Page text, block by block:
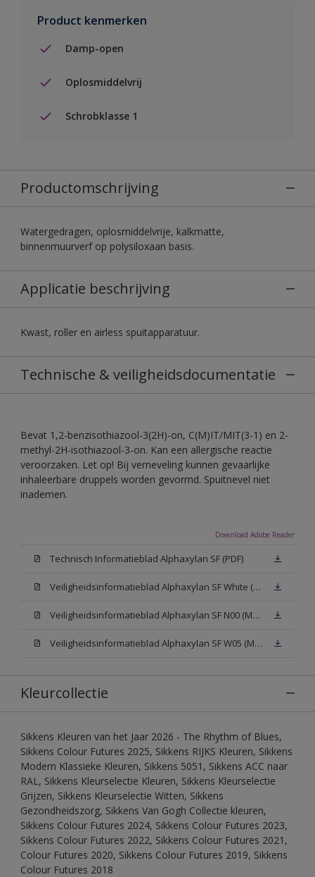
Product kenmerken
Damp-open
Oplosmiddelvrij
Schrobklasse 1
Productomschrijving
Watergedragen, oplosmiddelvrije, kalkmatte,
binnenmuurverf op polysiloxaan basis.
Applicatie beschrijving
Kwast, roller en airless spuitapparatuur.
Technische & veiligheidsdocumentatie
Bevat 1,2-benzisothiazool-3(2H)-on, C(M)IT/MIT(3-1) en 2-
methyl-2H-isothiazool-3-on. Kan een allergische reactie
veroorzaken. Let op! Bij verneveling kunnen gevaarlijke
inhaleerbare druppels worden gevormd. Spuitnevel niet
inademen.
Download Adobe Reader
Technisch Informatieblad Alphaxylan SF (PDF)
Veiligheidsinformatieblad Alphaxylan SF White (MSDS)
Veiligheidsinformatieblad Alphaxylan SF N00 (MSDS)
Veiligheidsinformatieblad Alphaxylan SF W05 (MSDS)
Kleurcollectie
Sikkens Kleuren van het Jaar 2026 - The Rhythm of Blues,
Sikkens Colour Futures 2025, Sikkens RIJKS Kleuren, Sikkens
Modern Klassieke Kleuren, Sikkens 5051, Sikkens ACC naar
RAL, Sikkens Kleurselectie Kleuren, Sikkens Kleurselectie
Grijzen, Sikkens Kleurselectie Witten, Sikkens
Gezondheidszorg, Sikkens Van Gogh Collectie kleuren,
Sikkens Colour Futures 2024, Sikkens Colour Futures 2023,
Sikkens Colour Futures 2022, Sikkens Colour Futures 2021,
Colour Futures 2020, Sikkens Colour Futures 2019, Sikkens
Colour Futures 2018